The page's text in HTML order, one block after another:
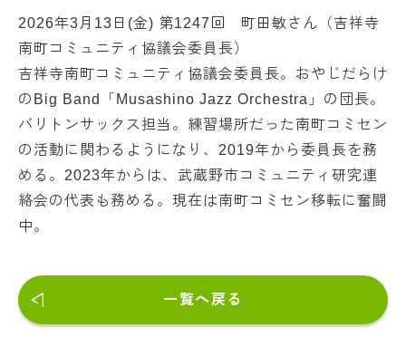
2026年3月13日(金) 第1247回 町田敏さん（吉祥寺
南町コミュニティ協議会委員長）
吉祥寺南町コミュニティ協議会委員長。おやじだらけ
のBig Band「Musashino Jazz Orchestra」の団長。
バリトンサックス担当。練習場所だった南町コミセン
の活動に関わるようになり、2019年から委員長を務
める。2023年からは、武蔵野市コミュニティ研究連
絡会の代表も務める。現在は南町コミセン移転に奮闘
中。
一覧へ戻る